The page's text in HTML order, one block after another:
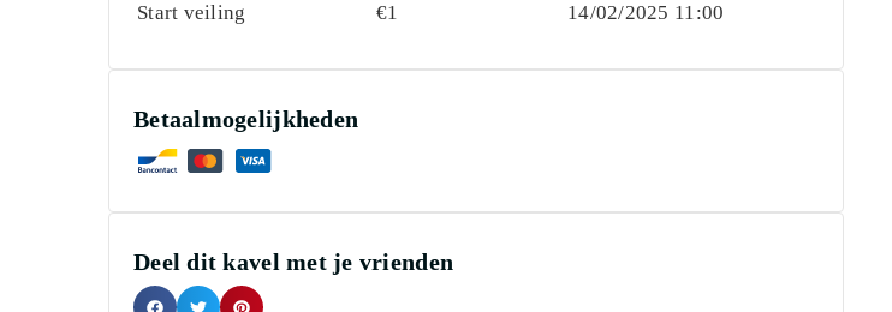
Start veiling
€1 14/02/2025 11:00
Betaalmogelijkheden
Deel dit kavel met je vrienden